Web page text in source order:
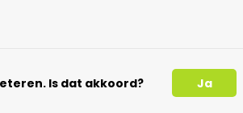
Is dat akkoord? Ja